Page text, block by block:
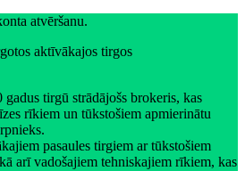
atvēršanu.
aktīvākajos tirgos
tirgū strādājošs brokeris, kas
rīkiem un tūkstošiem apmierinātu
pasaules tirgiem ar tūkstošiem
arī vadošajiem tehniskajiem rīkiem, kas